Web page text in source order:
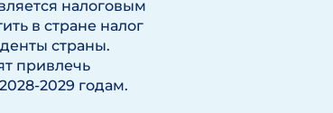
налоговым
в стране налог
страны.
привлечь
2029 годам.